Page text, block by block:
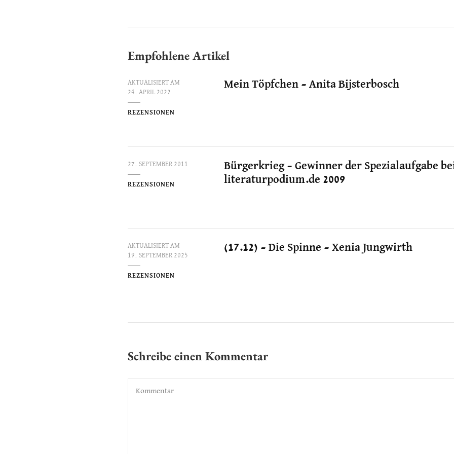
Empfohlene Artikel
AKTUALISIERT AM
24. APRIL 2022
REZENSIONEN
Mein Töpfchen – Anita Bijsterbosch
27. SEPTEMBER 2011
REZENSIONEN
Bürgerkrieg – Gewinner der Spezialaufgabe
literaturpodium.de 2009
AKTUALISIERT AM
19. SEPTEMBER 2025
REZENSIONEN
(17.12) – Die Spinne – Xenia Jungwirth
Schreibe einen Kommentar